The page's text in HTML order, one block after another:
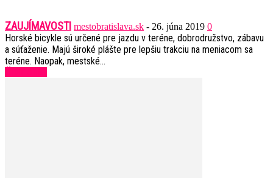
ZAUJÍMAVOSTI mestobratislava.sk - 26. júna 2019 0
Horské bicykle sú určené pre jazdu v teréne, dobrodružstvo, zábavu
a súťaženie. Majú široké plášte pre lepšiu trakciu na meniacom sa
teréne. Naopak, mestské...